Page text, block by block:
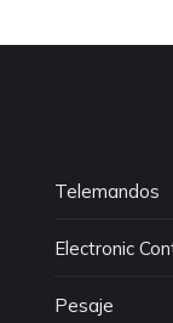
Telemandos
Electronic
Pesaje